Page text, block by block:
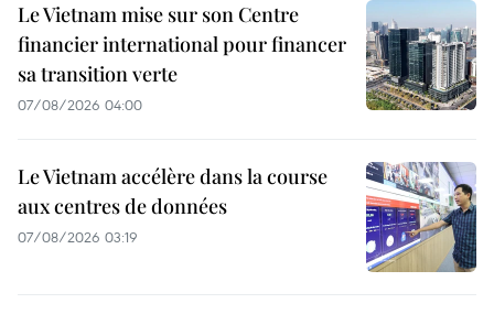
Le Vietnam mise sur son Centre
financier international pour financer
sa transition verte
07/08/2026 04:00
Le Vietnam accélère dans la course
aux centres de données
07/08/2026 03:19